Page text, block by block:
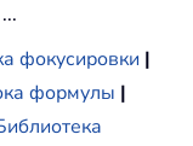
...
фокусировки |
формулы |